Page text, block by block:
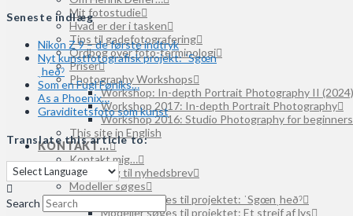
Mit fotostudie
Hvad er der i tasken
Tips til gadefotografering
Ordbog over foto-terminologi
Priser
Photography Workshops
Workshop: In-depth Portrait Photography II (2024)
Workshop 2017: In-depth Portrait Photography
Workshop 2016: Studio Photography for beginners
This site in English
KONTAKT…
Kontakt mig…
Tilmelding til nyhedsbrev
Modeller søges
Modeller søges til projektet: ˈSgœnˌheðˀ
Modeller søges til projektet: Et strejf af lys
Seneste indlæg
Nikon Z 9 – de første indtryk
Nyt kunstfotografisk projekt: ˈSgœn
ˌheðˀ
Som en Fugl Føniks…
As a Phoenix…
Graviditetsfoto som kunst
Translate this article to:
Search